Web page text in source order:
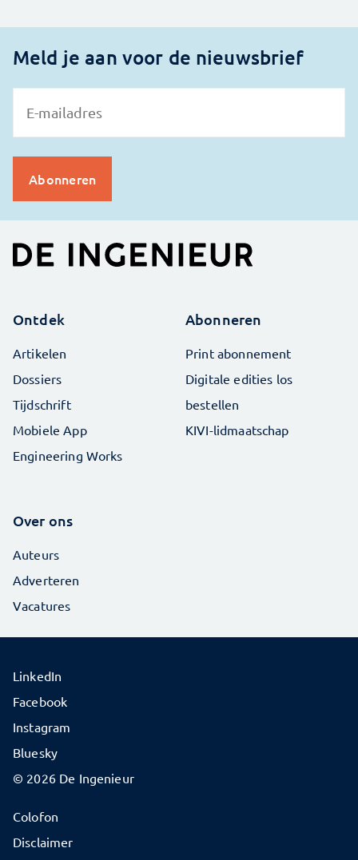
Meld je aan voor de nieuwsbrief
Ontdek
Artikelen
Dossiers
Tijdschrift
Mobiele App
Engineering Works
Abonneren
Print abonnement
Digitale edities los
bestellen
KIVI-lidmaatschap
Over ons
Auteurs
Adverteren
Vacatures
© 2026 De Ingenieur
Colofon
Disclaimer
LinkedIn
Facebook
Instagram
Bluesky